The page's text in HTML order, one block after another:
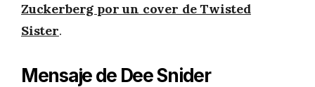
Zuckerberg por un cover de Twisted
Sister.
Mensaje de Dee Snider